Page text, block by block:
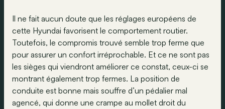
Il ne fait aucun doute que les réglages européens de
cette Hyundai favorisent le comportement routier.
Toutefois, le compromis trouvé semble trop ferme que
pour assurer un confort irréprochable. Et ce ne sont pas
les sièges qui viendront améliorer ce constat, ceux-ci se
montrant également trop fermes. La position de
conduite est bonne mais souffre d’un pédalier mal
agencé, qui donne une crampe au mollet droit du